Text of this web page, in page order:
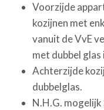
Voorzijde
kozijnen met
vanuit de VvE
met dubbel glas
Achterzijde
dubbelglas.
N.H.G.